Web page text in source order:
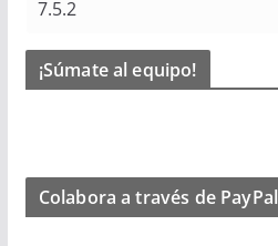
¡Súmate al equipo!
Colabora a través de PayPal